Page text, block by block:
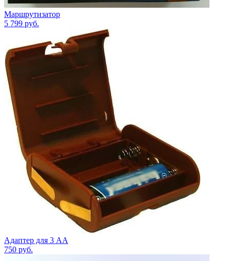
Маршрутизатор
5 799 руб.
Адаптер для 3 АА
750 руб.